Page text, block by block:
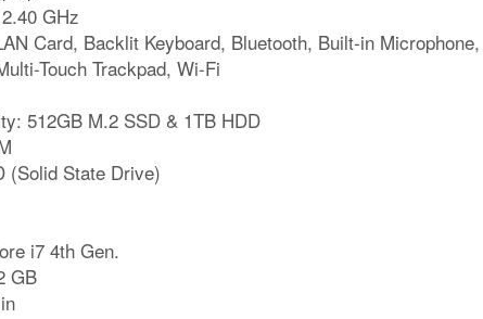
GHz
Card, Backlit Keyboard, Bluetooth, Built-in Microphone,
Touch Trackpad, Wi-Fi
512GB M.2 SSD & 1TB HDD
(Solid State Drive)
i7 4th Gen.
GB